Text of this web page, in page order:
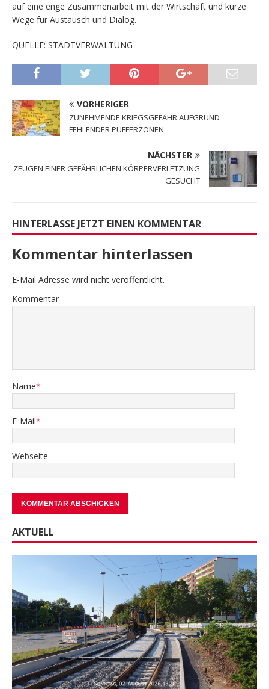
auf eine enge Zusammenarbeit mit der Wirtschaft und kurze
Wege für Austausch und Dialog.
QUELLE: STADTVERWALTUNG
VORHERIGER
ZUNEHMENDE KRIEGSGEFAHR AUFGRUND
FEHLENDER PUFFERZONEN
NÄCHSTER
ZEUGEN EINER GEFÄHRLICHEN KÖRPERVERLETZUNG
GESUCHT
HINTERLASSE JETZT EINEN KOMMENTAR
Kommentar hinterlassen
E-Mail Adresse wird nicht veröffentlicht.
Kommentar
Name*
E-Mail*
Webseite
AKTUELL